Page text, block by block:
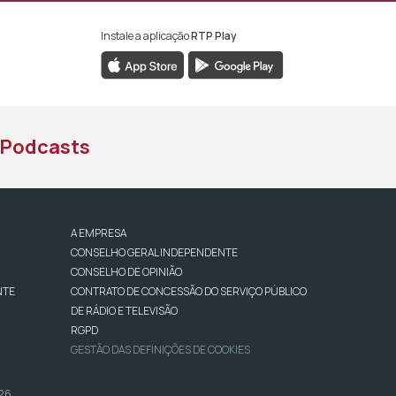
da RTP África
da RTP África
YouTube da RTP África
Instale a aplicaçãoRTP Play
Podcasts
A EMPRESA
CONSELHO GERAL INDEPENDENTE
CONSELHO DE OPINIÃO
CONTRATO DE CONCESSÃO DO SERVIÇO PÚBLICO
DE RÁDIO E TELEVISÃO
RGPD
GESTÃO DAS DEFINIÇÕES DE COOKIES